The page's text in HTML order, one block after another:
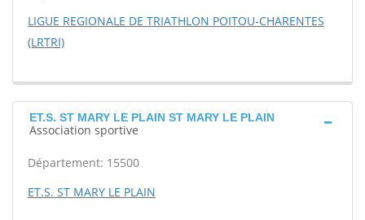
LIGUE REGIONALE DE TRIATHLON POITOU-CHARENTES
(LRTRI)
ET.S. ST MARY LE PLAIN ST MARY LE PLAIN
Association sportive
Département: 15500
ET.S. ST MARY LE PLAIN